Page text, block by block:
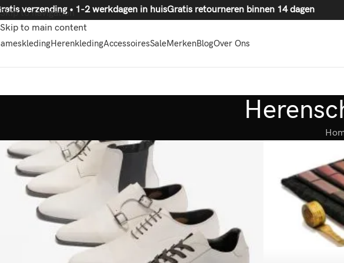
Skip to navigation
Skip to main content
20-
verzending • 1-2 werkdagen in huisGratis retourneren binnen 14 dagen
HerenkledingAccessoiresSaleMerkenBlogOver Ons